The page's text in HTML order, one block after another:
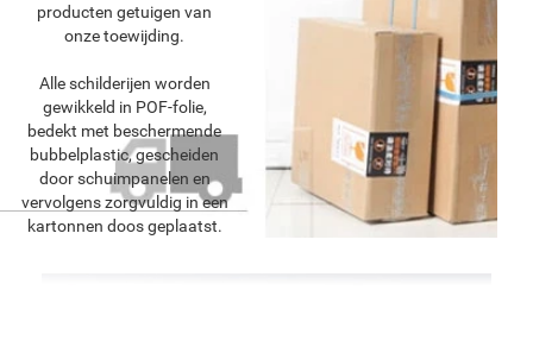
producten getuigen van
onze toewijding.
Alle schilderijen worden
gewikkeld in POF-folie,
bedekt met beschermende
bubbelplastic, gescheiden
door schuimpanelen en
vervolgens zorgvuldig in een
kartonnen doos geplaatst.